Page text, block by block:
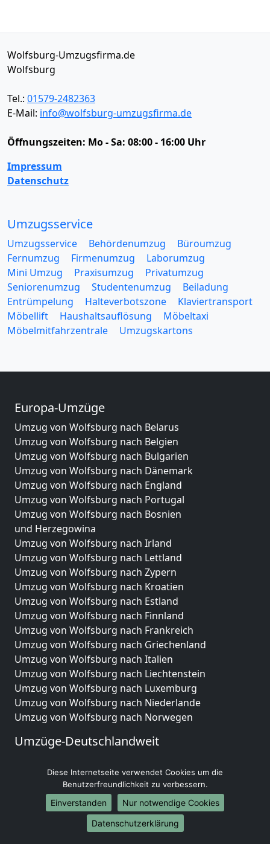
Wolfsburg-Umzugsfirma.de
Wolfsburg
Tel.: 01579-2482363
E-Mail: info@wolfsburg-umzugsfirma.de
Öffnungszeiten: Mo - Sa: 08:00 - 16:00 Uhr
Impressum
Datenschutz
Umzugsservice
Umzugsservice Behördenumzug
Büroumzug
Fernumzug
Firmenumzug
Laborumzug
Mini Umzug
Praxisumzug
Privatumzug
Seniorenumzug
Studentenumzug
Beiladung
Entrümpelung
Halteverbotszone
Klaviertransport
Möbellift
Haushaltsauflösung
Möbeltaxi
Möbelmitfahrzentrale
Umzugskartons
Europa-Umzüge
Umzug von Wolfsburg nach Belarus
Umzug von Wolfsburg nach Belgien
Umzug von Wolfsburg nach Bulgarien
Umzug von Wolfsburg nach Dänemark
Umzug von Wolfsburg nach England
Umzug von Wolfsburg nach Portugal
Umzug von Wolfsburg nach Bosnien
und Herzegowina
Umzug von Wolfsburg nach Irland
Umzug von Wolfsburg nach Lettland
Umzug von Wolfsburg nach Zypern
Umzug von Wolfsburg nach Kroatien
Umzug von Wolfsburg nach Estland
Umzug von Wolfsburg nach Finnland
Umzug von Wolfsburg nach Frankreich
Umzug von Wolfsburg nach Griechenland
Umzug von Wolfsburg nach Italien
Umzug von Wolfsburg nach Liechtenstein
Umzug von Wolfsburg nach Luxemburg
Umzug von Wolfsburg nach Niederlande
Umzug von Wolfsburg nach Norwegen
Umzüge-Deutschlandweit
Umzug von Wolfsburg nach Hamburg
Umzug von Wolfsburg nach München
Umzug von Wolfsburg nach Köln
Umzug von Wolfsburg nach Frankfurt am Main
Umzug von Wolfsburg nach Stuttgart
Diese Internetseite verwendet Cookies um die
Benutzerfreundlichkeit zu verbessern.
Einverstanden
Nur notwendige Cookies
Datenschutzerklärung